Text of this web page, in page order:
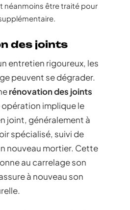
néanmoins être traité pour
des joints
entretien rigoureux, les
peuvent se dégrader.
rénovation des joints
implique le
joint, généralement à
spécialisé, suivi de
nouveau mortier. Cette
au carrelage son
à nouveau son